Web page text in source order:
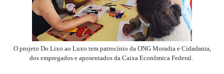
O projeto Do Lixo ao Luxo tem patrocínio da ONG Moradia e Cidadania,
dos empregados e aposentados da Caixa Econômica Federal.